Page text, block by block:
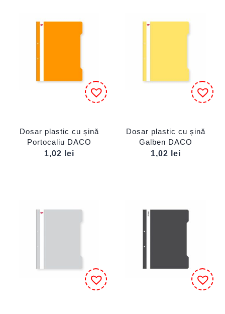
Dosar plastic cu șină
Portocaliu DACO
1,02
lei
Dosar plastic cu șină
Galben DACO
1,02
lei